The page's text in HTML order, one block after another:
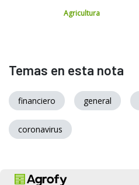
Agricultura
Temas en esta nota
financiero general
coronavirus